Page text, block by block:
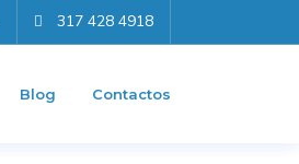
317 428 4918
Blog Contactos